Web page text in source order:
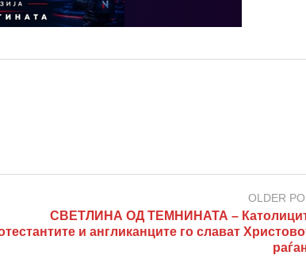
OLDER
СВЕТЛИНА ОД ТЕМНИНАТА –
и англиканците го слават